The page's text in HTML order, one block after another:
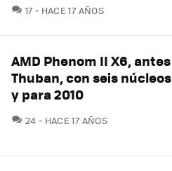
17COMENTARIOS
HACE 17 AÑOS
AMD Phenom II X6, antes
Thuban, con seis núcleos
y para 2010
24 COMENTARIOS
HACE 17 AÑOS